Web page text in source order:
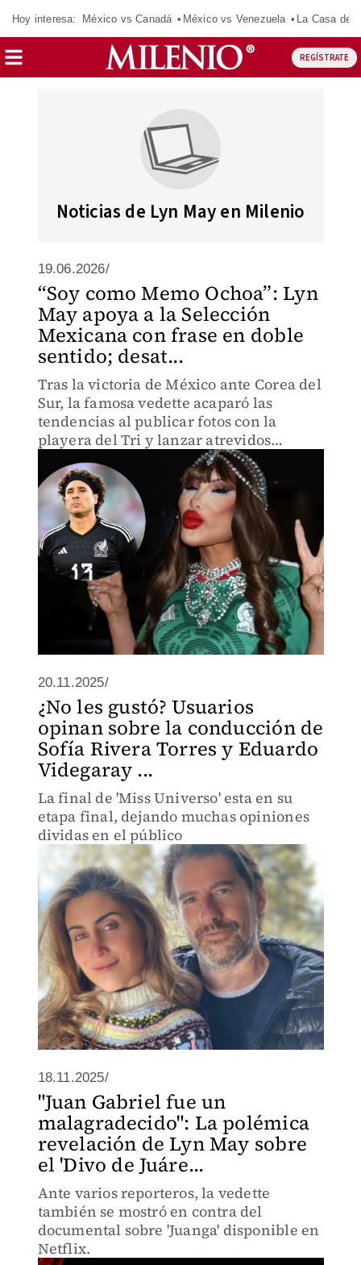
Hoy interesa: México vs Canadá México vs Venezuela La Casa de
REGÍSTRATE
Noticias de Lyn May en Milenio
19.06.2026/
“Soy como Memo Ochoa”: Lyn
May apoya a la Selección
Mexicana con frase en doble
sentido; desat...
Tras la victoria de México ante Corea del
Sur, la famosa vedette acaparó las
tendencias al publicar fotos con la
playera del Tri y lanzar atrevidos
comentarios con doble sentido
dedicados a Memo Ochoa y Raúl
Jiménez.
20.11.2025/
¿No les gustó? Usuarios
opinan sobre la conducción de
Sofía Rivera Torres y Eduardo
Videgaray ...
La final de 'Miss Universo' esta en su
etapa final, dejando muchas opiniones
dividas en el público
18.11.2025/
"Juan Gabriel fue un
malagradecido": La polémica
revelación de Lyn May sobre
el 'Divo de Juáre...
Ante varios reporteros, la vedette
también se mostró en contra del
documental sobre 'Juanga' disponible en
Netflix.